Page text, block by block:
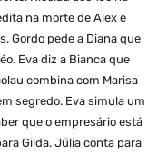
na morte de Alex e
Gordo pede a Diana que
Eva diz a Bianca que
combina com Marisa
segredo. Eva simula um
que o empresário está
Gilda. Júlia conta para